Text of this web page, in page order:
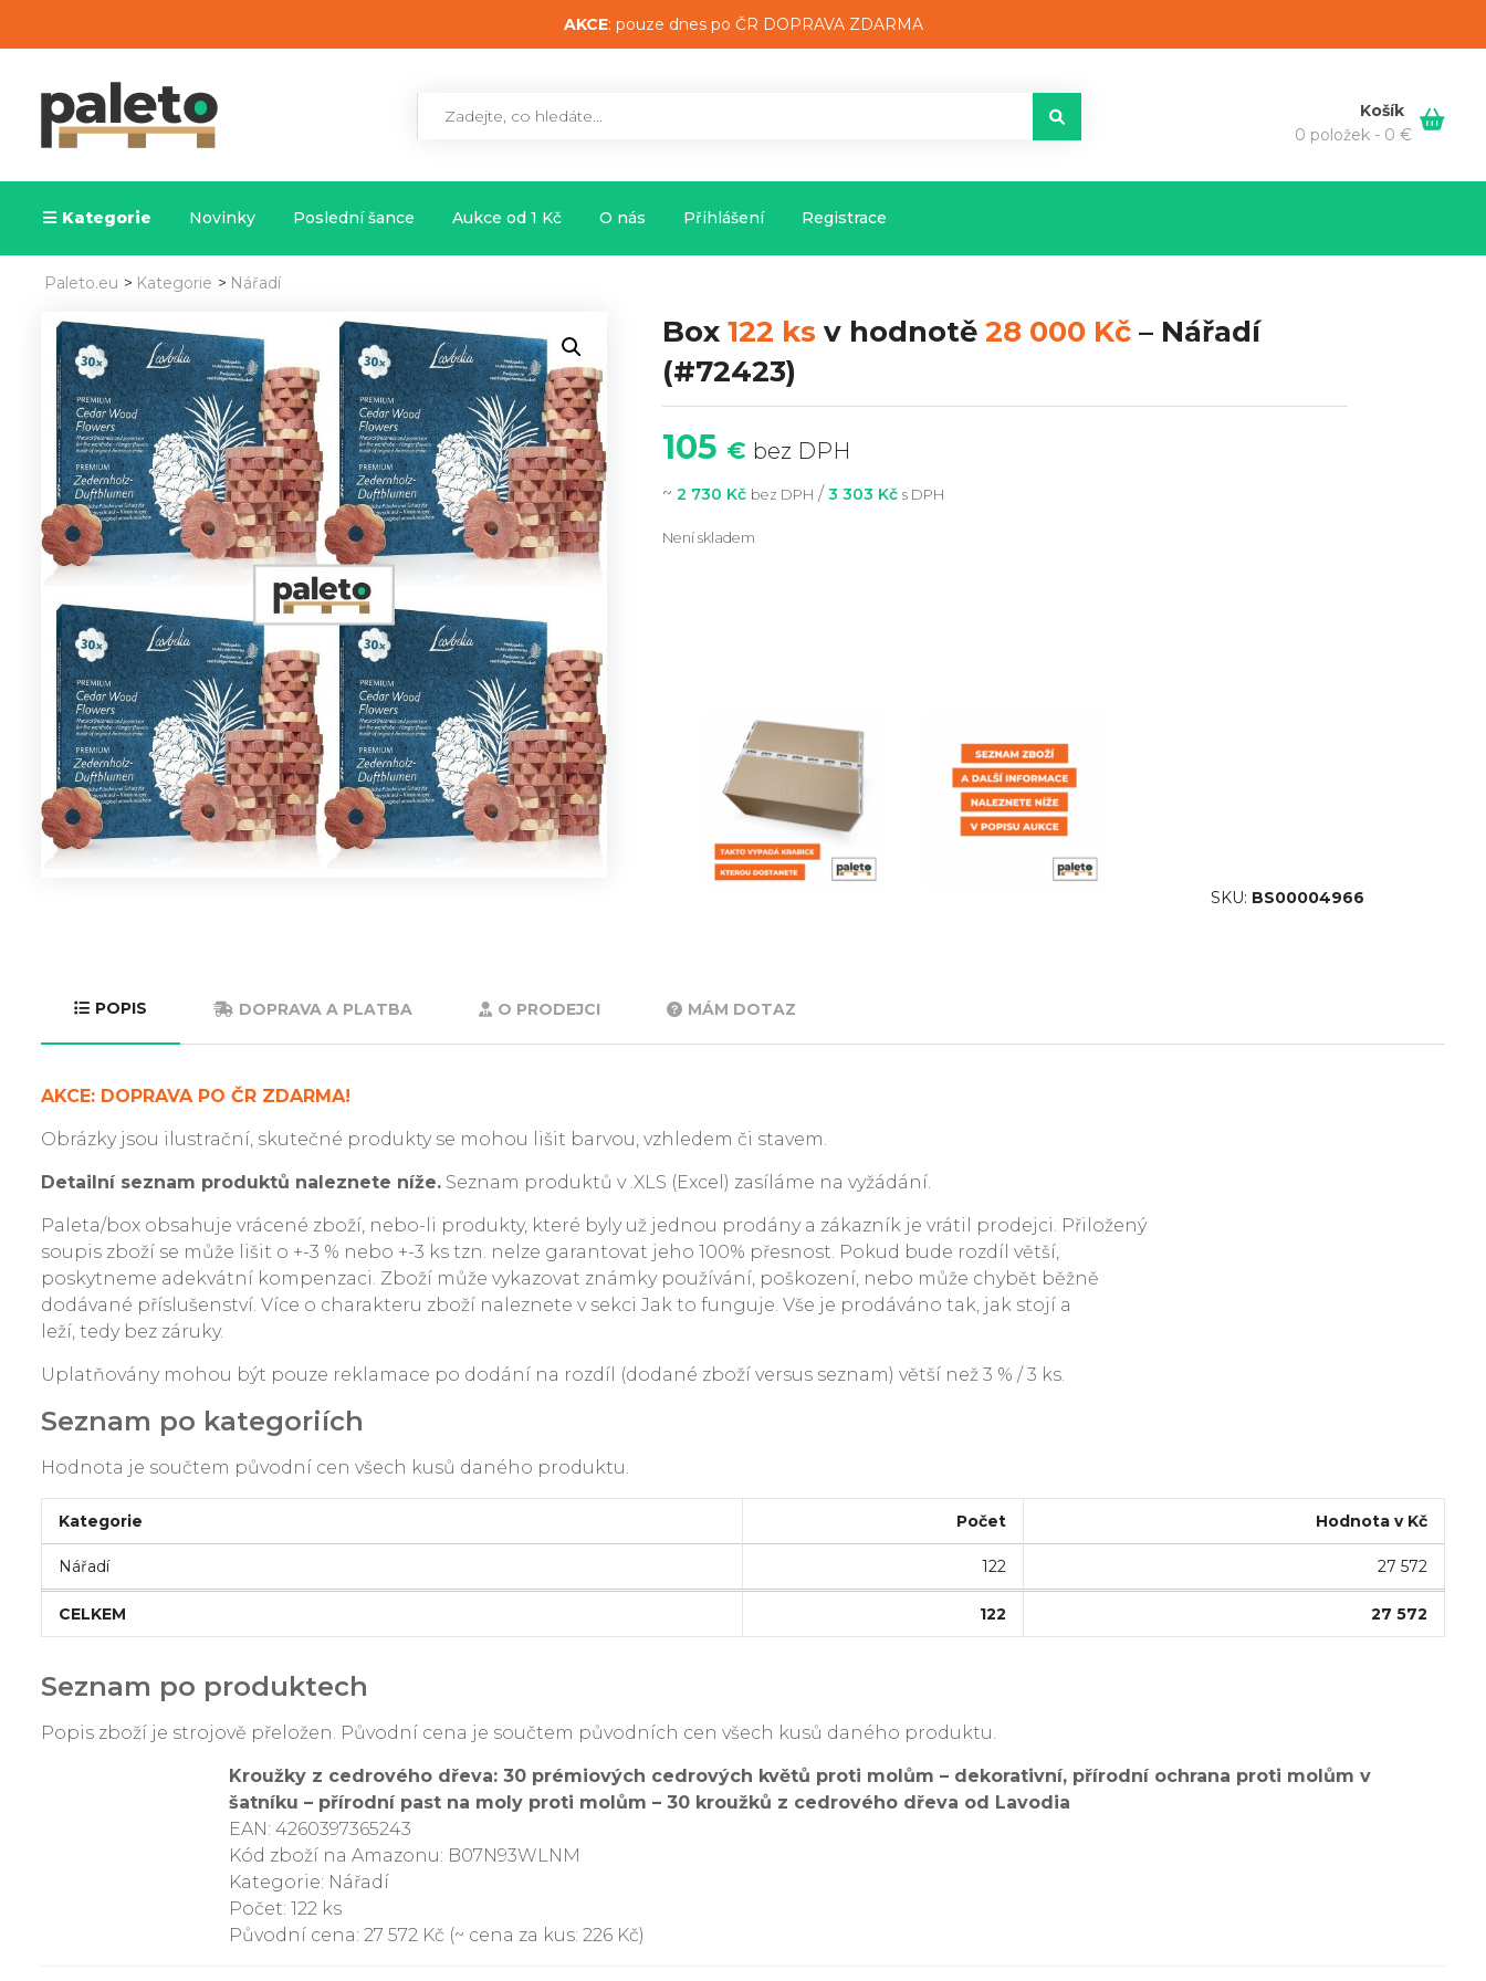
AKCE: pouze dnes po ČR DOPRAVA ZDARMA
Košík
0 položek - 0 €
Kategorie Novinky Poslední šance Aukce od 1 Kč O nás Přihlášení Registrace
Paleto.eu > Kategorie > Nářadí
SKU: BS00004966
Box 122 ks v hodnotě 28 000 Kč– Nářadí
(#72423)
105 € bez DPH
~ 2 730 Kč bez DPH / 3 303 Kč s DPH
Není skladem
POPIS DOPRAVA A PLATBA O PRODEJCI MÁM DOTAZ
AKCE: DOPRAVA PO ČR ZDARMA!
Obrázky jsou ilustrační, skutečné produkty se mohou lišit barvou, vzhledem či stavem.
Detailní seznam produktů naleznete níže. Seznam produktů v .XLS (Excel) zasíláme na vyžádání.
Paleta/box obsahuje vrácené zboží, nebo-li produkty, které byly už jednou prodány a zákazník je vrátil prodejci. Přiložený
soupis zboží se může lišit o +-3 % nebo +-3 ks tzn. nelze garantovat jeho 100% přesnost. Pokud bude rozdíl větší,
poskytneme adekvátní kompenzaci. Zboží může vykazovat známky používání, poškození, nebo může chybět běžně
dodávané příslušenství. Více o charakteru zboží naleznete v sekci Jak to funguje. Vše je prodáváno tak, jak stojí a
leží, tedy bez záruky.
Uplatňovány mohou být pouze reklamace po dodání na rozdíl (dodané zboží versus seznam) větší než 3 % / 3 ks.
Seznam po kategoriích
Hodnota je součtem původní cen všech kusů daného produktu.
Kategorie Počet Hodnota v Kč
Nářadí 122 27 572
CELKEM 122 27 572
Seznam po produktech
Popis zboží je strojově přeložen. Původní cena je součtem původních cen všech kusů daného produktu.
Kroužky z cedrového dřeva: 30 prémiových cedrových květů proti molům – dekorativní, přírodní ochrana proti molům v
šatníku – přírodní past na moly proti molům – 30 kroužků z cedrového dřeva od Lavodia
EAN: 4260397365243
Kód zboží na Amazonu: B07N93WLNM
Kategorie: Nářadí
Počet: 122 ks
Původní cena: 27 572 Kč (~ cena za kus: 226 Kč)